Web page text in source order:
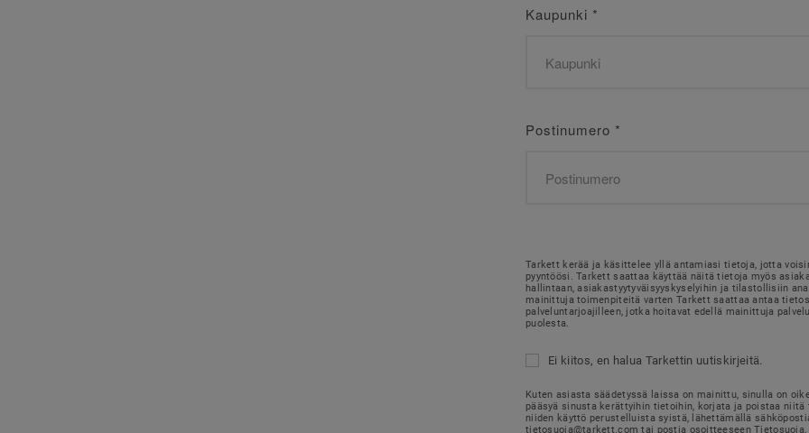
Kaupunki *
Postinumero *
Tarkett kerää ja käsittelee yllä antamiasi tietoja, jotta
pyyntöösi. Tarkett saattaa käyttää näitä tietoja myös
hallintaan, asiakastyytyväisyyskyselyihin ja tilastollisiin
mainittuja toimenpiteitä varten Tarkett saattaa antaa
palveluntarjoajilleen, jotka hoitavat edellä mainittuja
puolesta.
Ei kiitos, en halua Tarkettin uutiskirjeitä.
Kuten asiasta säädetyssä laissa on mainittu, sinulla on
pääsyä sinusta kerättyihin tietoihin, korjata ja poistaa niitä
niiden käyttö perustelluista syistä, lähettämällä
tietosuoja@tarkett.com tai postia osoitteeseen Tietosuoja,